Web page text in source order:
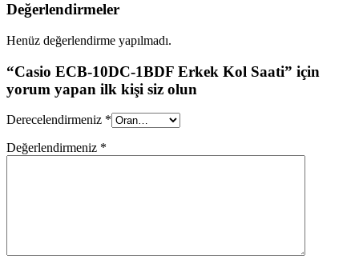
Değerlendirmeler
Henüz değerlendirme yapılmadı.
“Casio ECB-10DC-1BDF Erkek Kol Saati” için
yorum yapan ilk kişi siz olun
Derecelendirmeniz *
Değerlendirmeniz *